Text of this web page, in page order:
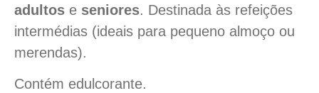
adultos e seniores. Destinada às refeições
intermédias (ideais para pequeno almoço ou
merendas).
Contém edulcorante.